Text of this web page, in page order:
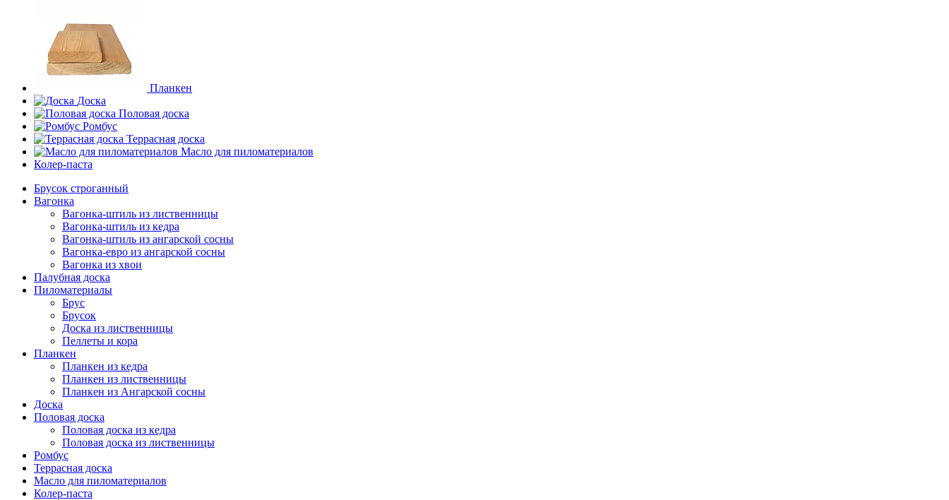
Планкен
Доска
Половая доска
Ромбус
Террасная доска
Масло для пиломатериалов
Колер-паста
Брусок строганный
Вагонка
Вагонка-штиль из лиственницы
Вагонка-штиль из кедра
Вагонка-штиль из ангарской сосны
Вагонка-евро из ангарской сосны
Вагонка из хвои
Палубная доска
Пиломатериалы
Брус
Брусок
Доска из лиственницы
Пеллеты и кора
Планкен
Планкен из кедра
Планкен из лиственницы
Планкен из Ангарской сосны
Доска
Половая доска
Половая доска из кедра
Половая доска из лиственницы
Ромбус
Террасная доска
Масло для пиломатериалов
Колер-паста